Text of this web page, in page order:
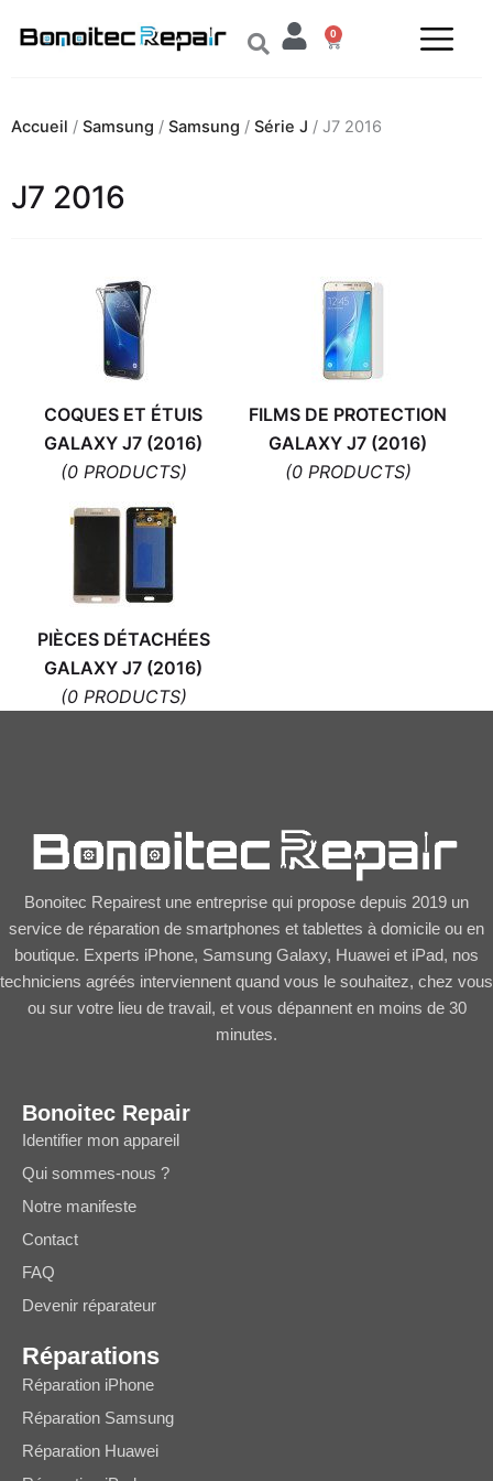
0
Panier
Accueil / Samsung / Samsung / Série J / J7 2016
J7 2016
COQUES ET ÉTUIS
GALAXY J7 (2016)
(0 PRODUCTS)
FILMS DE PROTECTION
GALAXY J7 (2016)
(0 PRODUCTS)
PIÈCES DÉTACHÉES
GALAXY J7 (2016)
(0 PRODUCTS)
Bonoitec Repairest une entreprise qui propose depuis 2019 un
service de réparation de smartphones et tablettes à domicile ou en
boutique. Experts iPhone, Samsung Galaxy, Huawei et iPad, nos
techniciens agréés interviennent quand vous le souhaitez, chez vous
ou sur votre lieu de travail, et vous dépannent en moins de 30
minutes.
Bonoitec Repair
Identifier mon appareil
Qui sommes-nous ?
Notre manifeste
Contact
FAQ
Devenir réparateur
Réparations
Réparation iPhone
Réparation Samsung
Réparation Huawei